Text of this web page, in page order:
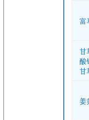
富
甘
酸
甘
姜